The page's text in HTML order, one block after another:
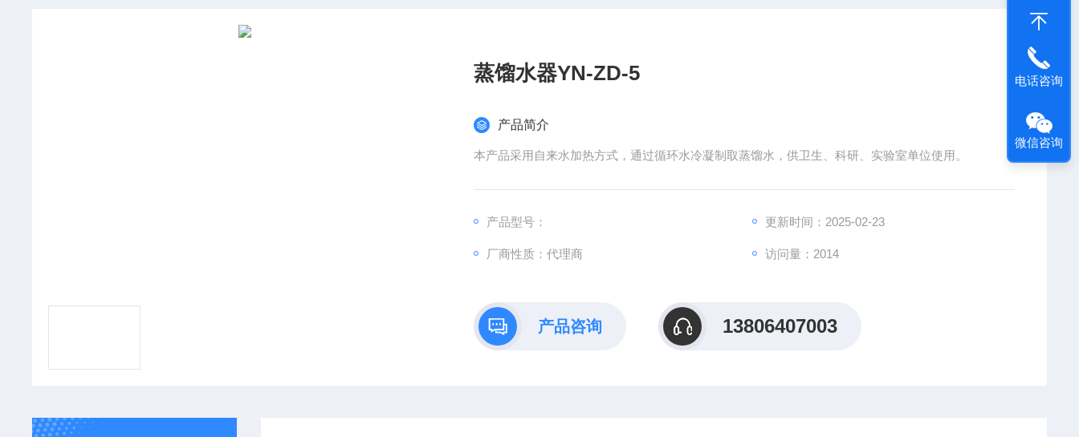
蒸馏水器YN-ZD-5
产品简介
本产品采用自来水加热方式，通过循环水冷凝制取蒸馏水，供卫生、科研、实验室单位使用。
产品型号： 更新时间：2025-02-23
厂商性质：代理商 访问量：2014
产品咨询 13806407003
电话咨询
微信咨询